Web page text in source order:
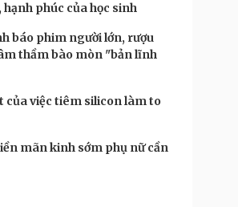
hạnh phúc của học sinh
báo phim người lớn, rượu
thầm bào mòn "bản lĩnh
của việc tiêm silicon làm to
mãn kinh sớm phụ nữ cần